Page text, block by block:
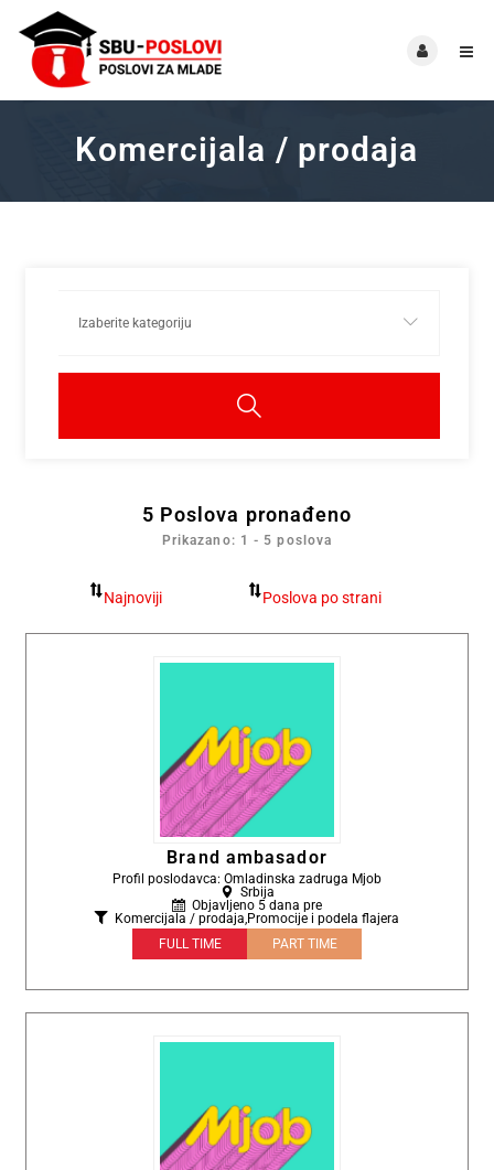
Komercijala / prodaja
5 Poslova pronađeno
Prikazano: 1 - 5 poslova
Brand ambasador
Profil poslodavca: Omladinska zadruga Mjob
Srbija
Objavljeno 5 dana pre
Komercijala / prodaja,Promocije i podela flajera
FULL TIME
PART TIME